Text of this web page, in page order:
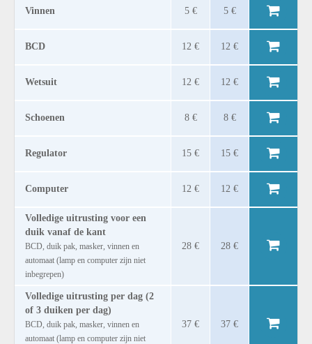
Vinnen 5 € 5 €
BCD 12 € 12 €
Wetsuit 12 € 12 €
Schoenen 8 € 8 €
Regulator 15 € 15 €
Computer 12 € 12 €
Volledige uitrusting voor een
duik vanaf de kant
BCD, duik pak, masker, vinnen en
automaat (lamp en computer zijn niet
inbegrepen)
28 € 28 €
Volledige uitrusting per dag (2
of 3 duiken per dag)
BCD, duik pak, masker, vinnen en
automaat (lamp en computer zijn niet
37 € 37 €